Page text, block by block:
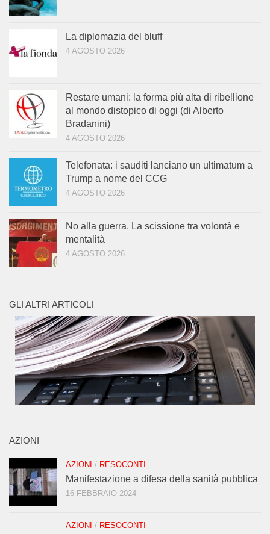
La diplomazia del bluff
4 AGOSTO 2026
Restare umani: la forma più alta di ribellione
al mondo distopico di oggi (di Alberto
Bradanini)
4 AGOSTO 2026
Telefonata: i sauditi lanciano un ultimatum a
Trump a nome del CCG
4 AGOSTO 2026
No alla guerra. La scissione tra volontà e
mentalità
4 AGOSTO 2026
GLI ALTRI ARTICOLI
AZIONI
AZIONI / RESOCONTI
Manifestazione a difesa della sanità pubblica
16 FEBBRAIO 2024
AZIONI / RESOCONTI